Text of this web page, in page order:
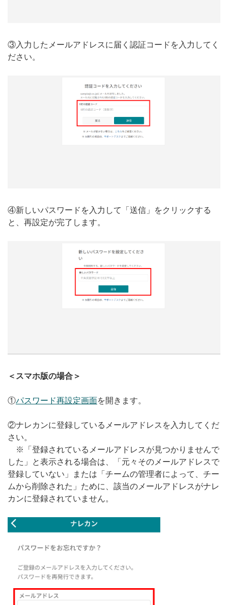
③入力したメールアドレスに届く認証コードを入力してく
ださい。
④新しいパスワードを入力して「送信」をクリックする
と、再設定が完了します。
＜スマホ版の場合＞
①パスワード再設定画面を開きます。
②ナレカンに登録しているメールアドレスを入力してくだ
さい。
※「登録されているメールアドレスが見つかりませんで
した」と表示される場合は、「元々そのメールアドレスで
登録していない」または「チームの管理者によって、チー
ムから削除された」ために、該当のメールアドレスがナレ
カンに登録されていません。